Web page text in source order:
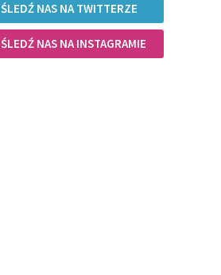
ŚLEDŹ NAS NA TWITTERZE
ŚLEDŹ NAS NA INSTAGRAMIE